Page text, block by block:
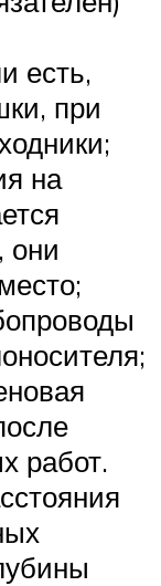
есть,
при
на
они
работ.